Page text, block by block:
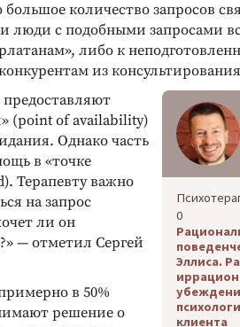
количество запросов
люди с подобными запросами
либо к
из
0
Эллиса.
клиента
(point of availability)
Однако часть
в «точке
Терапевту важно
на запрос
ли он
— отметил Сергей
в 50%
решение о
ДИАГНОСТИКА ОСОБЕННОСТЕЙ
ЛИЧНОСТИ
Тест Сонди
Глубинная диагностика личности
(латентные психические
отклонения)
Подробнее